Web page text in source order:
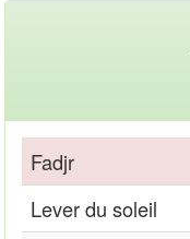
Fadjr
Lever du soleil